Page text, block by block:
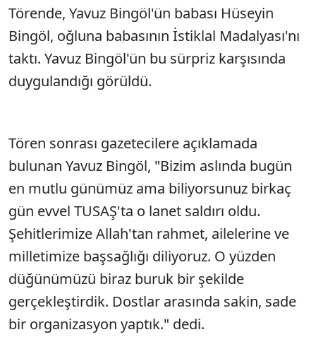
Törende, Yavuz Bingöl'ün babası Hüseyin
Bingöl, oğluna babasının İstiklal Madalyası'nı
taktı. Yavuz Bingöl'ün bu sürpriz karşısında
duygulandığı görüldü.
Tören sonrası gazetecilere açıklamada
bulunan Yavuz Bingöl, "Bizim aslında bugün
en mutlu günümüz ama biliyorsunuz birkaç
gün evvel TUSAŞ'ta o lanet saldırı oldu.
Şehitlerimize Allah'tan rahmet, ailelerine ve
milletimize başsağlığı diliyoruz. O yüzden
düğünümüzü biraz buruk bir şekilde
gerçekleştirdik. Dostlar arasında sakin, sade
bir organizasyon yaptık." dedi.